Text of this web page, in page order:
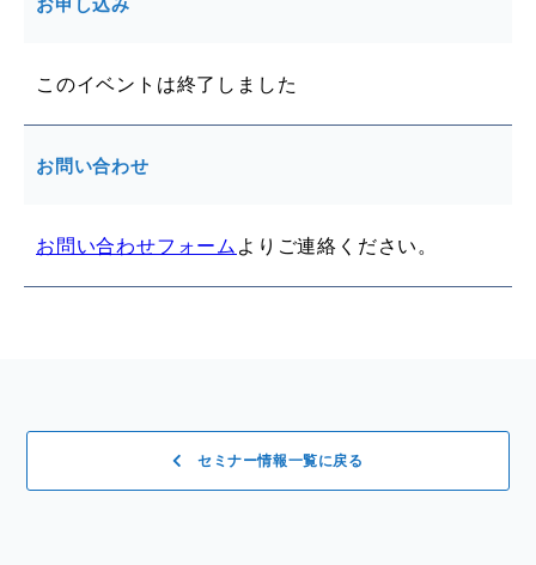
このイベントは終了しました
お問い合わせ
お問い合わせフォームよりご連絡ください。
セミナー情報一覧に戻る